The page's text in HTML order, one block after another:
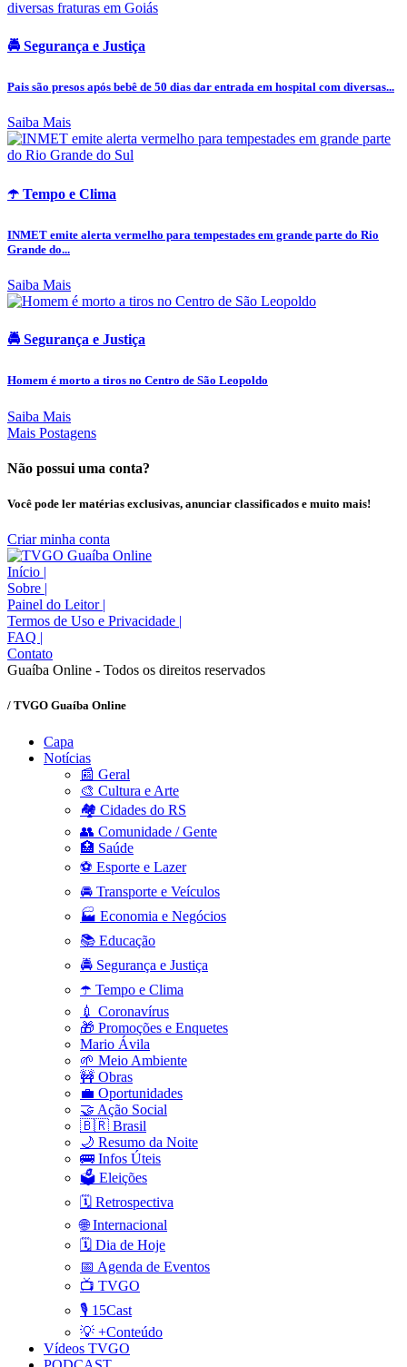
🚔 Segurança e Justiça
Pais são presos após bebê de 50 dias dar entrada em hospital com diversas...
Saiba Mais
☂️ Tempo e Clima
INMET emite alerta vermelho para tempestades em grande parte do Rio
Grande do...
Saiba Mais
🚔 Segurança e Justiça
Homem é morto a tiros no Centro de São Leopoldo
Saiba Mais
Mais Postagens
Não possui uma conta?
Você pode ler matérias exclusivas, anunciar classificados e muito mais!
Criar minha conta
Início |
Sobre |
Painel do Leitor |
Termos de Uso e Privacidade |
FAQ |
Contato
Guaíba Online - Todos os direitos reservados
/ TVGO Guaíba Online
Capa
Notícias
📰 Geral
🎨 Cultura e Arte
🏘️ Cidades do RS
👥 Comunidade / Gente
🏥 Saúde
⚽ Esporte e Lazer
🚘 Transporte e Veículos
🏭 Economia e Negócios
📚 Educação
🚔 Segurança e Justiça
☂️ Tempo e Clima
💉 Coronavírus
🎁 Promoções e Enquetes
Mario Ávila
🌱 Meio Ambiente
🚧 Obras
💼 Oportunidades
🤝 Ação Social
🇧🇷 Brasil
🌙 Resumo da Noite
🚌 Infos Úteis
🗳️ Eleições
🗓️ Retrospectiva
🌐 Internacional
🗓️ Dia de Hoje
📅 Agenda de Eventos
📺 TVGO
🎙️ 15Cast
💡 +Conteúdo
Vídeos TVGO